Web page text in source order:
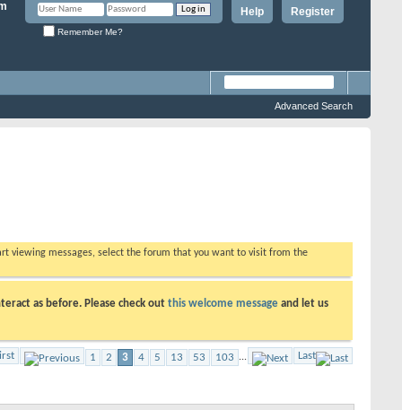
Register
Help
Remember Me?
Advanced Search
viewing messages, select the forum that you want to visit from the
as before. Please check out this welcome message and let us
1 2 3 4 5 13 53 103 ... Last